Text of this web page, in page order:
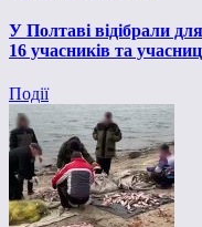
У Полтаві відібрали
16 учасників та
Події